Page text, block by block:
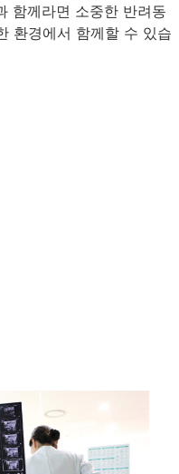
함께라면 소중한 반려동
환경에서 함께할 수 있습